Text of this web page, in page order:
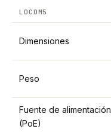
LOCOM5
Dimensiones
Peso
Fuente de alimentación
(PoE)